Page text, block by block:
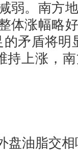
弱。南方
体涨幅略
矛盾将明
持上涨，
油脂交相